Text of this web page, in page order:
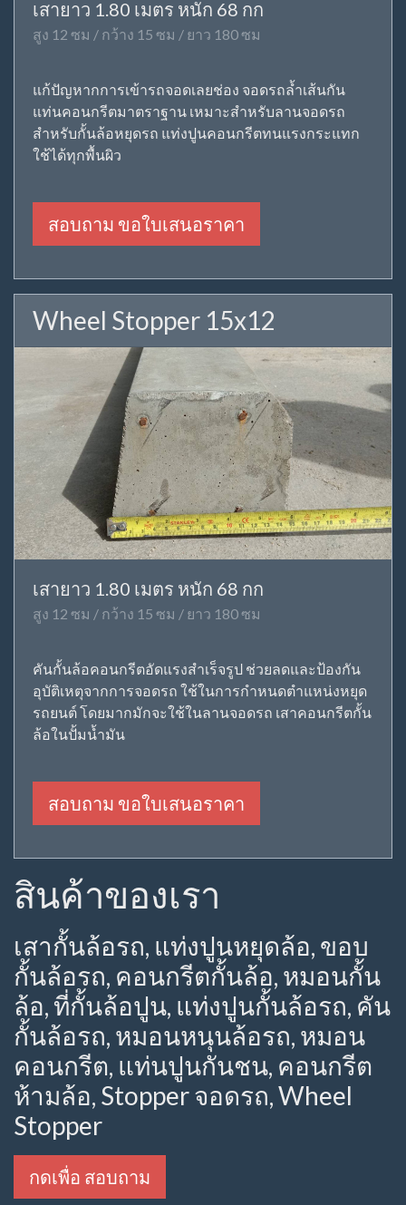
เสายาว 1.80 เมตร หนัก 68 กก
สูง 12 ซม / กว้าง 15 ซม / ยาว 180 ซม
แก้ปัญหากการเข้ารถจอดเลยช่อง จอดรถล้ำเส้นกัน
แท่นคอนกรีตมาตราฐาน เหมาะสำหรับลานจอดรถ
สำหรับกั้นล้อหยุดรถ แท่งปูนคอนกรีตทนแรงกระแทก
ใช้ได้ทุกพื้นผิว
สอบถาม ขอใบเสนอราคา
Wheel Stopper 15x12
เสายาว 1.80 เมตร หนัก 68 กก
สูง 12 ซม / กว้าง 15 ซม / ยาว 180 ซม
คันกั้นล้อคอนกรีตอัดแรงสำเร็จรูป ช่วยลดและป้องกัน
อุบัติเหตุจากการจอดรถ ใช้ในการกำหนดตำแหน่งหยุด
รถยนต์ โดยมากมักจะใช้ในลานจอดรถ เสาคอนกรีตกั้น
ล้อในปั้มน้ำมัน
สอบถาม ขอใบเสนอราคา
สินค้าของเรา
เสากั้นล้อรถ, แท่งปูนหยุดล้อ, ขอบ
กั้นล้อรถ, คอนกรีตกั้นล้อ, หมอนกั้น
ล้อ, ที่กั้นล้อปูน, แท่งปูนกั้นล้อรถ, คัน
กั้นล้อรถ, หมอนหนุนล้อรถ, หมอน
คอนกรีต, แท่นปูนกันชน, คอนกรีต
ห้ามล้อ, Stopper จอดรถ, Wheel
Stopper
กดเพื่อ สอบถาม